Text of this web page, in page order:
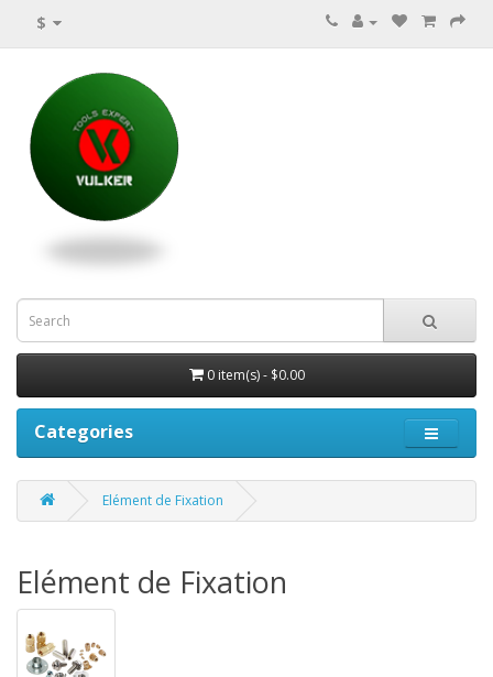
$
0 item(s) - $0.00
Categories
Elément de Fixation
Elément de Fixation